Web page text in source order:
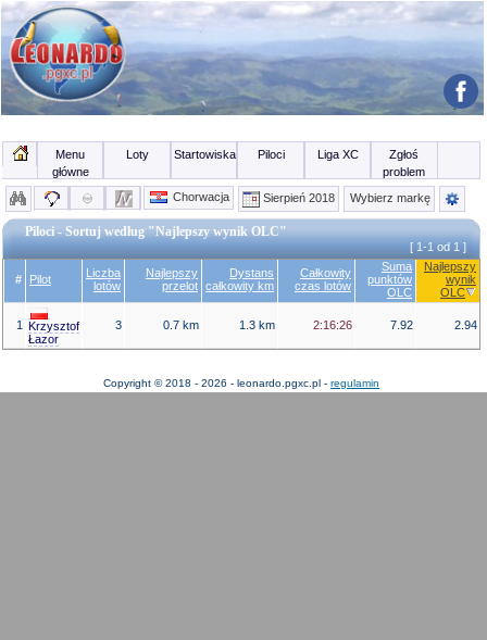
Menu
główne
Loty Startowiska Piloci Liga XC
Zgłoś
problem
Chorwacja
Sierpień 2018 Wybierz markę
Piloci - Sortuj według "Najlepszy wynik OLC"
[ 1-1 od 1 ]
# Pilot
Liczba
lotów
Najlepszy
przelot
Dystans
całkowity km
Całkowity
czas lotów
Suma
punktów
OLC
Najlepszy
wynik
OLC
1 Krzysztof
Łazor
3 0.7 km 1.3 km 2:16:26 7.92 2.94
Copyright © 2018 - 2026 - leonardo.pgxc.pl - regulamin